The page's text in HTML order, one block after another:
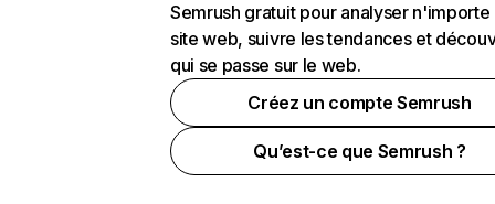
Semrush gratuit pour analyser n'importe
site web, suivre les tendances et
qui se passe sur le web.
Créez un compte Semrush
Qu’est-ce que Semrush ?